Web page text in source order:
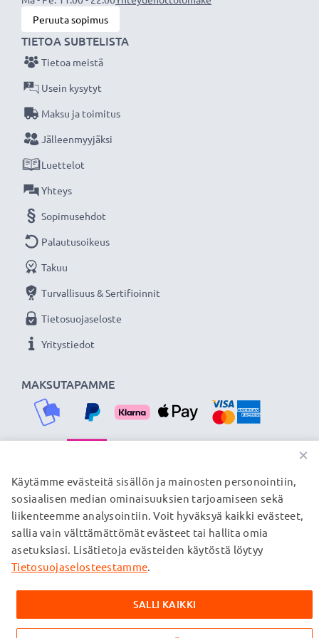
Teknologia: Li Ion
Väri: Musta
Tehokkaat ja turvallinset CELLONIC tarvikeakut
edullisesti sähkötyökaluihin, kuten porakoneisiin,
ruuvimeisseleihin, ruohonleikkureihin ja
★ 3 vuoden takuu ★
Olemme vuonna 2004 perustettu kansainvälinen
verkkokauppa, joka tarjoaa laadukkaita tuotteita, ja
Peruuta sopimus
MAKSUTAPAMME
TIETOA SUBTELISTA
Tietoa meistä
Usein kysytyt
Maksu ja toimitus
Jälleenmyyjäksi
Luettelot
Yhteys
Sopimusehdot
Palautusoikeus
Takuu
Turvallisuus & Sertifioinnit
Tietosuojaseloste
Yritystiedot
TOIMITUSKUMPPANIMME
© subtel.fi 2026
Kaikki hinnat sisältävät arvonlisäveron, mutta ei
toimituskuluja. Kaikki sivuillamme mainitut tavaramerkit ovat
verkkosivuillamme ainoastaan tuotteitamme koskevan
×
Käytämme evästeitä sisällön ja mainosten personointiin,
sosiaalisen median ominaisuuksien tarjoamiseen sekä
liikenteemme analysointiin. Voit hyväksyä kaikki evästeet,
sallia vain välttämättömät evästeet tai hallita omia
asetuksiasi. Lisätietoja evästeiden käytöstä löytyy
Tietosuojaselosteestamme.
SALLI KAIKKI